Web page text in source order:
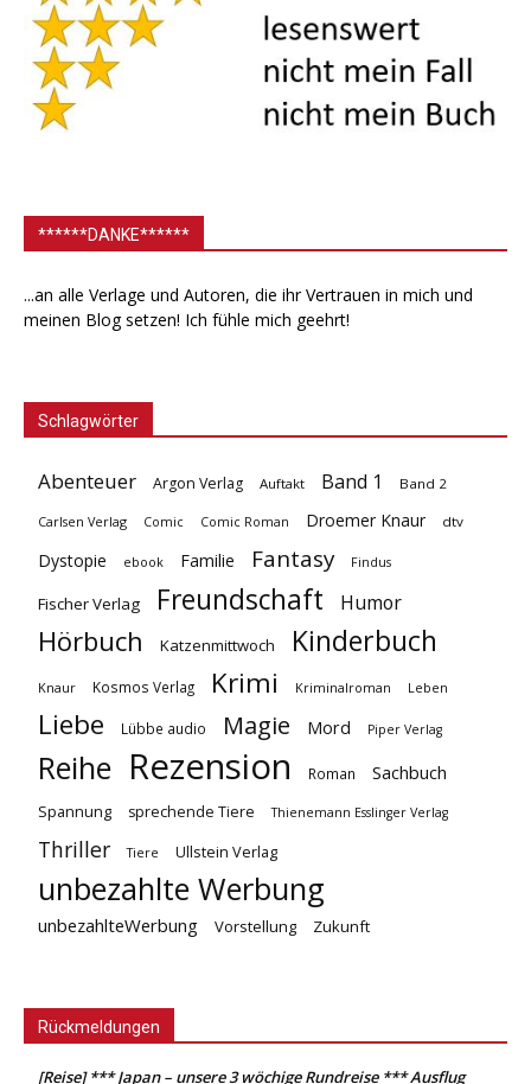
******DANKE******
...an alle Verlage und Autoren, die ihr Vertrauen in mich und
meinen Blog setzen! Ich fühle mich geehrt!
Schlagwörter
Abenteuer Argon Verlag Auftakt Band 1 Band 2
Carlsen Verlag Comic Comic Roman Droemer Knaur dtv
Dystopie ebook Familie Fantasy Findus
Fischer Verlag Freundschaft Humor
Hörbuch Katzenmittwoch Kinderbuch
Knaur Kosmos Verlag Krimi Kriminalroman Leben
Liebe Lübbe audio Magie Mord Piper Verlag
Reihe Rezension Roman Sachbuch
Spannung sprechende Tiere Thienemann Esslinger Verlag
Thriller Tiere Ullstein Verlag
unbezahlte Werbung
unbezahlteWerbung Vorstellung Zukunft
Rückmeldungen
[Reise] *** Japan – unsere 3 wöchige Rundreise *** Ausflug